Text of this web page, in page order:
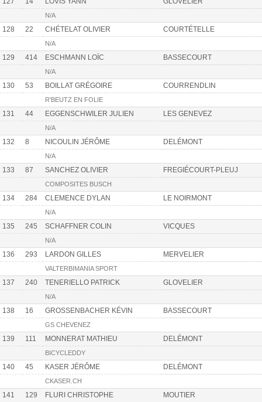
N/A
128 22 CHÉTELAT OLIVIER COURTÉTELLE
N/A
129 414 ESCHMANN LOÏC BASSECOURT
N/A
130 53 BOILLAT GRÉGOIRE COURRENDLIN
R'BEUTZ EN FOLIE
131 44 EGGENSCHWILER JULIEN LES GENEVEZ
N/A
132 8 NICOULIN JÉRÔME DELÉMONT
N/A
133 87 SANCHEZ OLIVIER FREGIÉCOURT-PLEUJ
COMPOSITES BUSCH
134 284 CLEMENCE DYLAN LE NOIRMONT
N/A
135 245 SCHAFFNER COLIN VICQUES
N/A
136 293 LARDON GILLES MERVELIER
VALTERBIMANIA SPORT
137 240 TENERIELLO PATRICK GLOVELIER
N/A
138 16 GROSSENBACHER KÉVIN BASSECOURT
GS CHEVENEZ
139 111 MONNERAT MATHIEU DELÉMONT
BICYCLEDDY
140 45 KASER JÉRÔME DELÉMONT
CKASER.CH
141 129 FLURI CHRISTOPHE MOUTIER